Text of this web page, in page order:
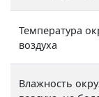
Температура
воздуха
Влажность